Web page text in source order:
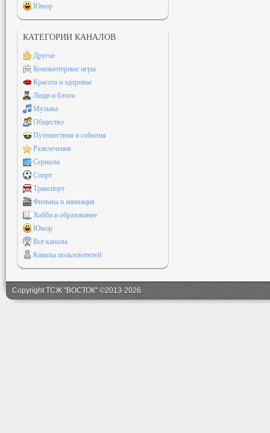
Юмор
КАТЕГОРИИ КАНАЛОВ
Другое
Компьютерные игры
Красота и здоровье
Люди и блоги
Музыка
Общество
Путешествия и события
Развлечения
Сериалы
Спорт
Транспорт
Фильмы и анимация
Хобби и образование
Юмор
Все каналы
Каналы пользователей
Copyright ТСЖ "ВОСТОК" ©2013-2026